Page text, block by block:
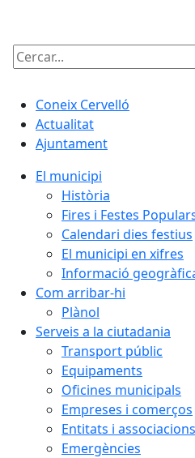
Cercar:
Coneix Cervelló
Actualitat
Ajuntament
El municipi
Història
Fires i Festes
Calendari dies festius
El municipi en xifres
Informació
Com arribar-hi
Plànol
Serveis a la ciutadania
Transport públic
Equipaments
Oficines municipals
Empreses i comerços
Entitats i associacions
Emergències